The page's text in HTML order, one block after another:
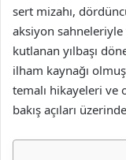
sert mizahı,
aksiyon sahneleriyle
kutlanan yılbaşı
ilham kaynağı
temalı hikayeleri ve
bakış açıları